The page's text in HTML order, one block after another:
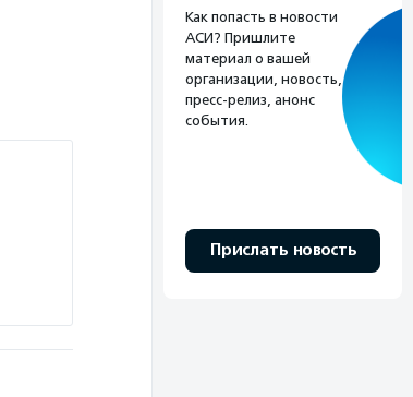
Как попасть в новости
АСИ? Пришлите
материал о вашей
организации, новость,
пресс-релиз, анонс
события.
Прислать новость